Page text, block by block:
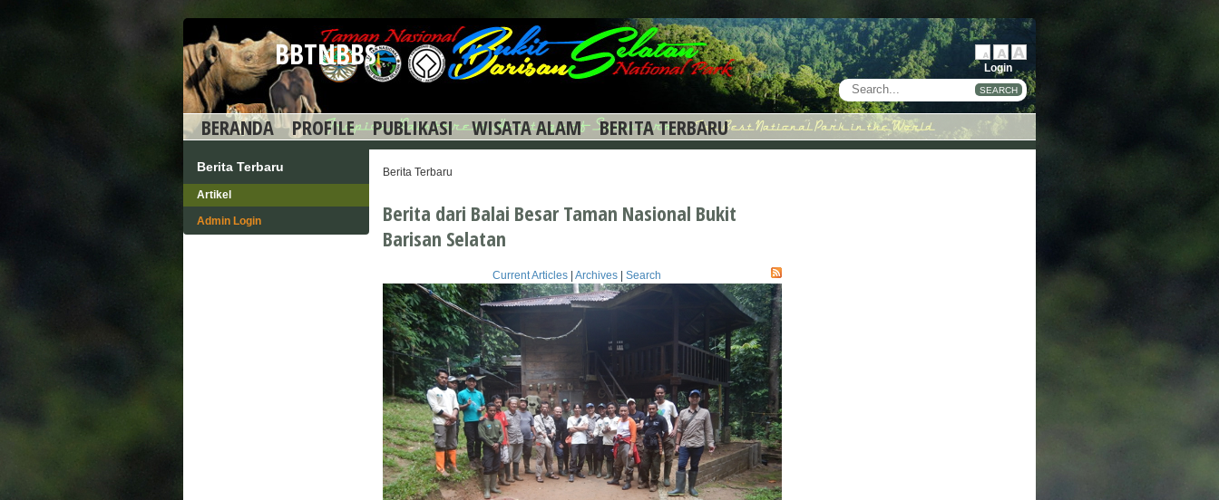
BBTNBBS Login
SEARCH
BERANDA PROFILE PUBLIKASI WISATA ALAM BERITA TERBARU
Berita Terbaru
Artikel
Admin Login
Berita Terbaru
Berita dari Balai Besar Taman Nasional Bukit
Barisan Selatan
Current Articles Archives Search